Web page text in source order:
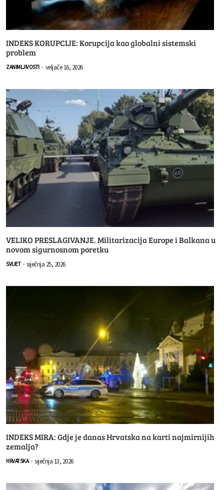
INDEKS KORUPCIJE: Korupcija kao globalni sistemski
problem
ZANIMLJIVOSTI - veljače 16, 2026
VELIKO PRESLAGIVANJE. Militarizacija Europe i Balkana u
novom sigurnosnom poretku
SVIJET - siječnja 25, 2026
INDEKS MIRA: Gdje je danas Hrvatska na karti najmirnijih
zemalja?
HRVATSKA - siječnja 13, 2026